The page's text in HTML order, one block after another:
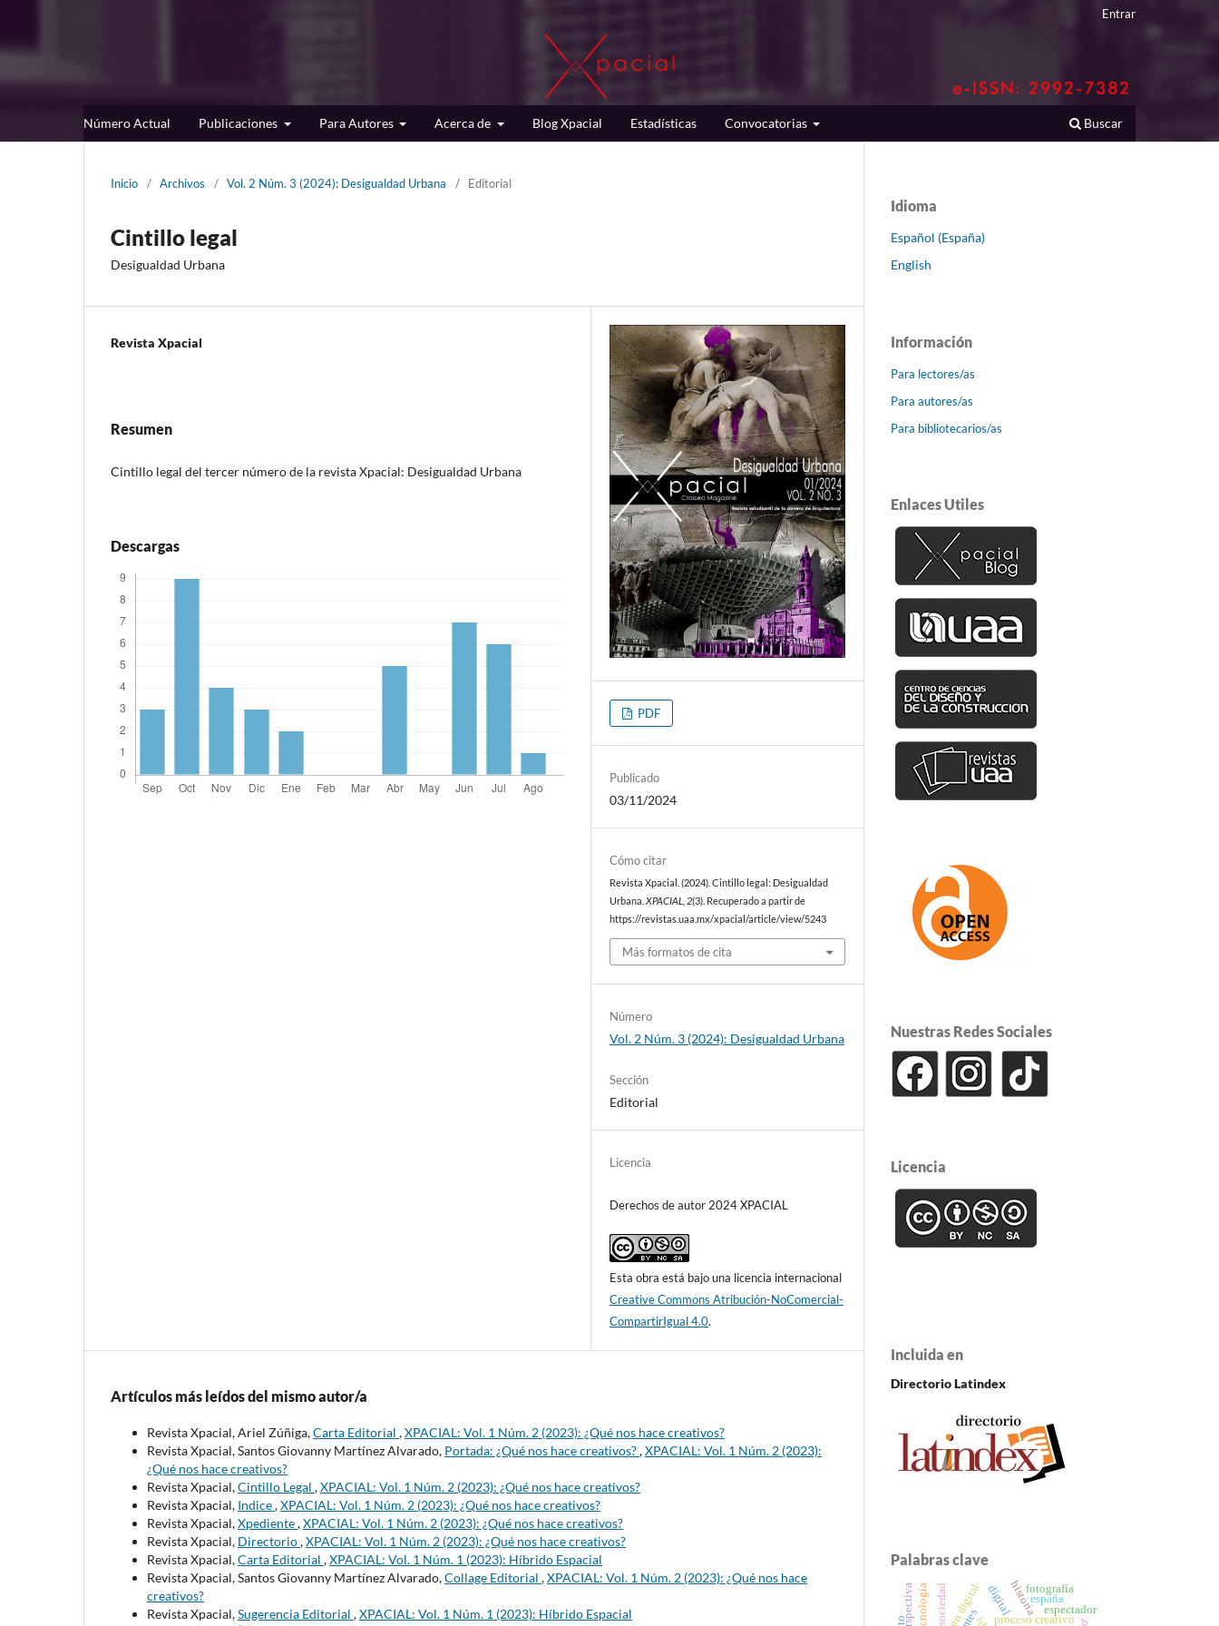
Número Actual Publicaciones Para Autores Acerca de Blog Xpacial Estadísticas Convocatorias Buscar
Entrar
Inicio / Archivos / Vol. 2 Núm. 3 (2024): Desigualdad Urbana / Editorial
Cintillo legal
Desigualdad Urbana
Revista Xpacial
Resumen
Cintillo legal del tercer número de la revista Xpacial: Desigualdad Urbana
Descargas
PDF
Publicado
03/11/2024
Cómo citar
Revista Xpacial. (2024). Cintillo legal: Desigualdad
Urbana.XPACIAL 2(3). Recuperado a partir de
https://revistas.uaa.mx/xpacial/article/view/5243
Más formatos de cita
Número
Vol. 2 Núm. 3 (2024): Desigualdad Urbana
Sección
Editorial
Licencia
Derechos de autor 2024 XPACIAL
Esta obra está bajo una licencia internacional
Creative Commons Atribución-NoComercial-
CompartirIgual 4.0.
Artículos más leídos del mismo autor/a
Revista Xpacial, Ariel Zúñiga,Carta Editorial ,XPACIAL: Vol. 1 Núm. 2 (2023): ¿Qué nos hace creativos?
Revista Xpacial, Santos Giovanny Martínez Alvarado, Portada: ¿Qué nos hace creativos?,XPACIAL: Vol. 1 Núm. 2 (2023):
¿Qué nos hace creativos?
Revista Xpacial,Cintillo Legal ,XPACIAL: Vol. 1 Núm. 2 (2023): ¿Qué nos hace creativos?
Revista Xpacial, Indice,XPACIAL: Vol. 1 Núm. 2 (2023): ¿Qué nos hace creativos?
Revista Xpacial,Xpediente,XPACIAL: Vol. 1 Núm. 2 (2023): ¿Qué nos hace creativos?
Revista Xpacial, Directorio,XPACIAL: Vol. 1 Núm. 2 (2023): ¿Qué nos hace creativos?
Revista Xpacial,Carta Editorial ,XPACIAL: Vol. 1 Núm. 1 (2023): Híbrido Espacial
Revista Xpacial, Santos Giovanny Martínez Alvarado,Collage Editorial ,XPACIAL: Vol. 1 Núm. 2 (2023): ¿Qué nos hace
creativos?
Revista Xpacial,Sugerencia Editorial ,XPACIAL: Vol. 1 Núm. 1 (2023): Híbrido Espacial
Idioma
Español (España)
English
Información
Para lectores/as
Para autores/as
Para bibliotecarios/as
Enlaces Utiles
Nuestras Redes Sociales
Licencia
Incluida en
Directorio Latindex
Palabras clave
proceso creativo
sociedad historiaespaña
tecnología digital
perspectiva fotografía
espectador